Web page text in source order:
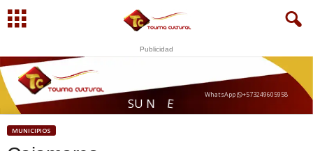
Publicidad
SU N GO
MUNICIPIOS